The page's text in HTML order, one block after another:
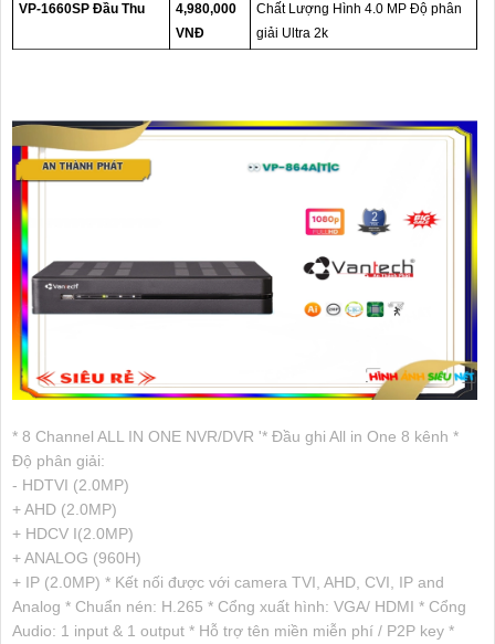
VP-1660SP Đầu Thu
4,980,000
VNĐ
Chất Lượng Hình 4.0 MP Độ phân
giải Ultra 2k
* 8 Channel ALL IN ONE NVR/DVR '* Đầu ghi All in One 8 kênh *
Độ phân giải:
- HDTVI (2.0MP)
+ AHD (2.0MP)
+ HDCV I(2.0MP)
+ ANALOG (960H)
+ IP (2.0MP) * Kết nối được với camera TVI, AHD, CVI, IP and
Analog * Chuẩn nén: H.265 * Cổng xuất hình: VGA/ HDMI * Cổng
Audio: 1 input & 1 output * Hỗ trợ tên miền miễn phí / P2P key *